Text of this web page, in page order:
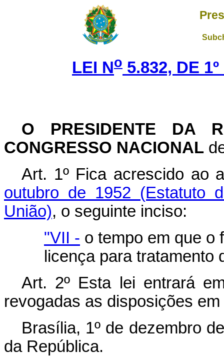
LEI No 5.832, DE
O PRESIDENTE DA
CONGRESSO NACIONAL
Art. 1º Fica acrescido ao
outubro de 1952 (Estatuto
União), o seguinte inciso:
"VII - o tempo em que o
licença para tratamento
Art. 2º Esta lei entrará
revogadas as disposições
Brasília, 1º de dezembro
da República.